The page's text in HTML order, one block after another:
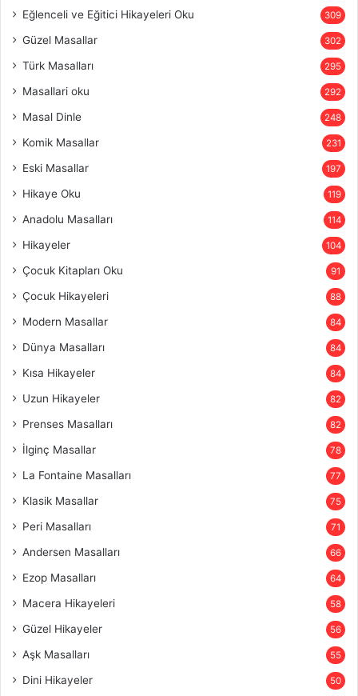
Eğlenceli ve Eğitici Hikayeleri Oku 309
Güzel Masallar 302
Türk Masalları 295
Masallari oku 292
Masal Dinle 248
Komik Masallar 231
Eski Masallar 197
Hikaye Oku 119
Anadolu Masalları 114
Hikayeler 104
Çocuk Kitapları Oku 91
Çocuk Hikayeleri 88
Modern Masallar 84
Dünya Masalları 84
Kısa Hikayeler 84
Uzun Hikayeler 82
Prenses Masalları 82
İlginç Masallar 78
La Fontaine Masalları 77
Klasik Masallar 75
Peri Masalları 71
Andersen Masalları 66
Ezop Masalları 64
Macera Hikayeleri 58
Güzel Hikayeler 56
Aşk Masalları 55
Dini Hikayeler 50